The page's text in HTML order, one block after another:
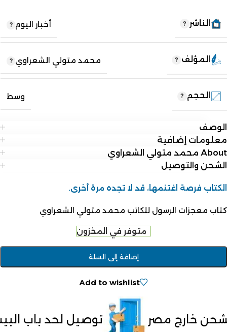
الناشر أخبار اليوم
المؤلف محمد متولي الشعراوي
الحجم وسط
الوصف
معلومات إضافية
About محمد متولي الشعراوي
الشحن والتوصيل
الكتاب فرصة اغتنمها، قد لا تجده مرة أخرى.
كتاب معجزات الرسول للكاتب محمد متولي الشعراوي
متوفر في المخزون
إضافة إلى السلة
Add to wishlist
الدفع عند توصيل لحد باب البيت